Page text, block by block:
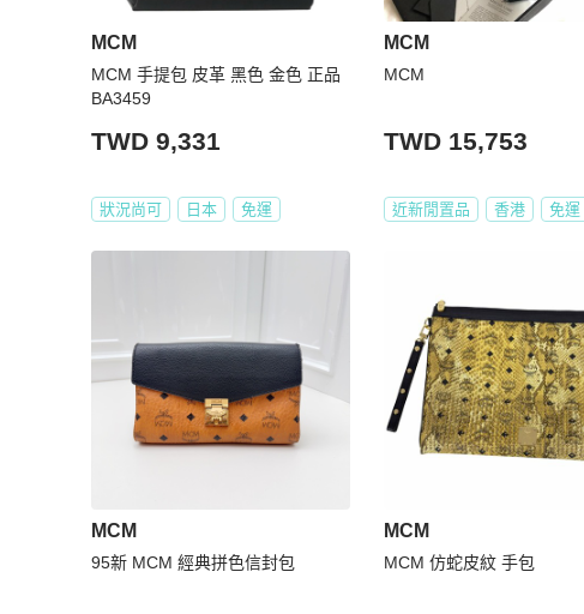
MCM
MCM 手提包 皮革 黑色 金色 正品
BA3459
TWD 9,331
狀況尚可 日本 免運
MCM
MCM
TWD 15,753
近新閒置品 香港 免運
MCM
95新 MCM 經典拼色信封包
MCM
MCM 仿蛇皮紋 手包